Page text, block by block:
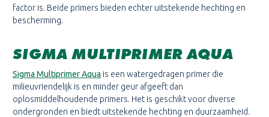
factor is. Beide primers bieden echter uitstekende hechting en
bescherming.
SIGMA MULTIPRIMER AQUA
Sigma Multiprimer Aqua is een watergedragen primer die
milieuvriendelijk is en minder geur afgeeft dan
oplosmiddelhoudende primers. Het is geschikt voor diverse
ondergronden en biedt uitstekende hechting en duurzaamheid.